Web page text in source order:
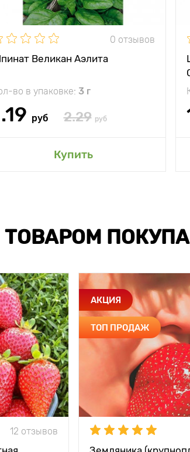
0 отзывов
Великан Аэлита
во в упаковке: 3 г
руб 2.29 руб
Купить
ТОВАРОМ
12 отзывов
АКЦИЯ
ТОП ПРОДАЖ